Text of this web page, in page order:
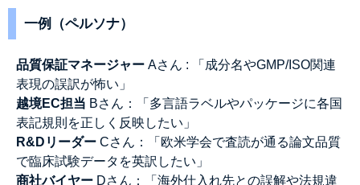
一例（ペルソナ）
品質保証マネージャー Aさん : 「成分名やGMP/ISO関連
表現の誤訳が怖い」
越境EC担当 Bさん ：「多言語ラベルやパッケージに各国
表記規則を正しく反映したい」
R&Dリーダー Cさん：「欧米学会で査読が通る論文品質
で臨床試験データを英訳したい」
商社バイヤー Dさん：「海外仕入れ先との誤解や法規違